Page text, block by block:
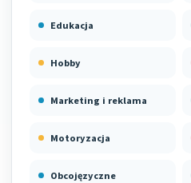
Edukacja
Hobby
Marketing i reklama
Motoryzacja
Obcojęzyczne